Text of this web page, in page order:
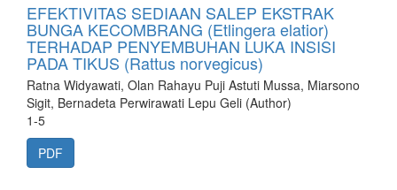
EFEKTIVITAS SEDIAAN SALEP EKSTRAK
BUNGA KECOMBRANG (Etlingera elatior)
TERHADAP PENYEMBUHAN LUKA INSISI
PADA TIKUS (Rattus norvegicus)
Ratna Widyawati, Olan Rahayu Puji Astuti Mussa, Miarsono
Sigit, Bernadeta Perwirawati Lepu Geli (Author)
1-5
PDF